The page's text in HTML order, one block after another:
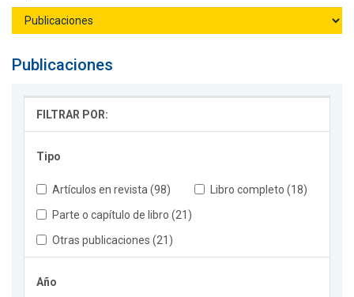
Publicaciones
FILTRAR POR:
Tipo
Artículos en revista (98)
Libro completo (18)
Parte o capítulo de libro (21)
Otras publicaciones (21)
Año